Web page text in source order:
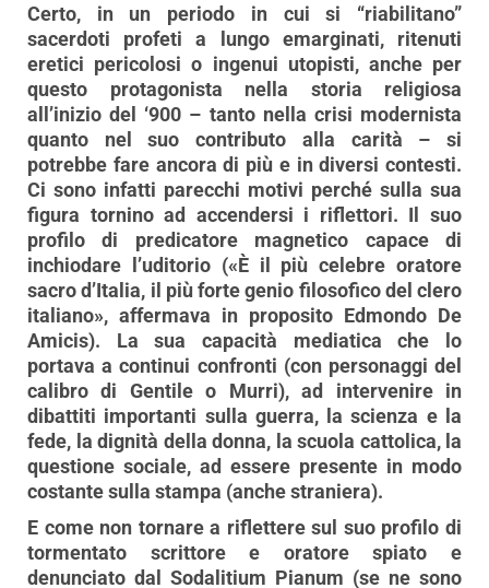
Certo, in un periodo in cui si “riabilitano”
sacerdoti profeti a lungo emarginati, ritenuti
eretici pericolosi o ingenui utopisti, anche per
questo protagonista nella storia religiosa
all’inizio del ‘900 – tanto nella crisi modernista
quanto nel suo contributo alla carità – si
potrebbe fare ancora di più e in diversi contesti.
Ci sono infatti parecchi motivi perché sulla sua
figura tornino ad accendersi i riflettori. Il suo
profilo di predicatore magnetico capace di
inchiodare l’uditorio («È il più celebre oratore
sacro d’Italia, il più forte genio filosofico del clero
italiano», affermava in proposito Edmondo De
Amicis). La sua capacità mediatica che lo
portava a continui confronti (con personaggi del
calibro di Gentile o Murri), ad intervenire in
dibattiti importanti sulla guerra, la scienza e la
fede, la dignità della donna, la scuola cattolica, la
questione sociale, ad essere presente in modo
costante sulla stampa (anche straniera).
E come non tornare a riflettere sul suo profilo di
tormentato scrittore e oratore spiato e
denunciato dal Sodalitium Pianum (se ne sono